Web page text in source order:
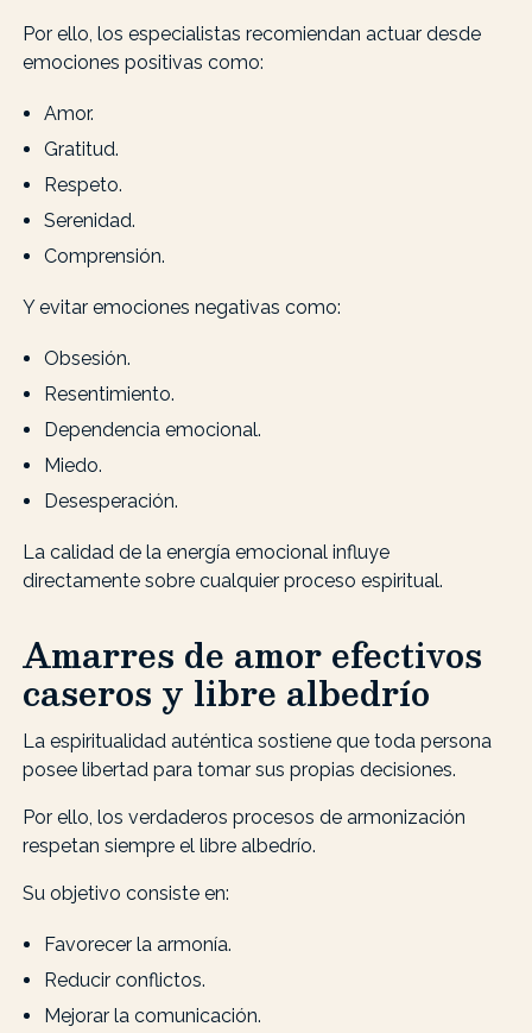
Por ello, los especialistas recomiendan actuar desde
emociones positivas como:
Amor.
Gratitud.
Respeto.
Serenidad.
Comprensión.
Y evitar emociones negativas como:
Obsesión.
Resentimiento.
Dependencia emocional.
Miedo.
Desesperación.
La calidad de la energía emocional influye
directamente sobre cualquier proceso espiritual.
Amarres de amor efectivos
caseros y libre albedrío
La espiritualidad auténtica sostiene que toda persona
posee libertad para tomar sus propias decisiones.
Por ello, los verdaderos procesos de armonización
respetan siempre el libre albedrío.
Su objetivo consiste en:
Favorecer la armonía.
Reducir conflictos.
Mejorar la comunicación.